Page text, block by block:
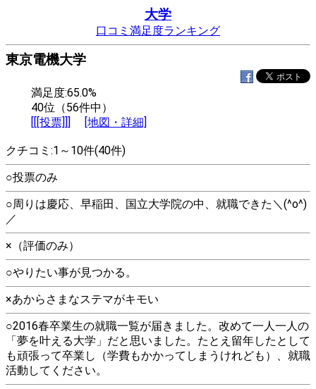
大学
口コミ満足度ランキング
東京電機大学
満足度:65.0%
40位（56件中）
[[[投票]]]
[地図・詳細]
クチコミ:1～10件(40件)
○投票のみ
○周りは慶応、早稲田、国立大学院の中、就職できた＼(^o^)
／
×（評価のみ）
○やりたい事が見つかる。
×あからさまなステマがキモい
○2016春卒業生の就職一覧が届きました。改めて一人一人の
「夢を叶える大学」だと思いました。たとえ留年したとして
も頑張って卒業し（学費もかかってしまうけれども）、就職
活動してください。